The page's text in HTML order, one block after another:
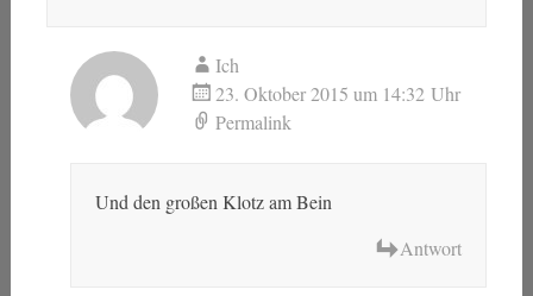
Ich
23. Oktober 2015 um 14:32 Uhr
Permalink
Und den großen Klotz am Bein
Antwort